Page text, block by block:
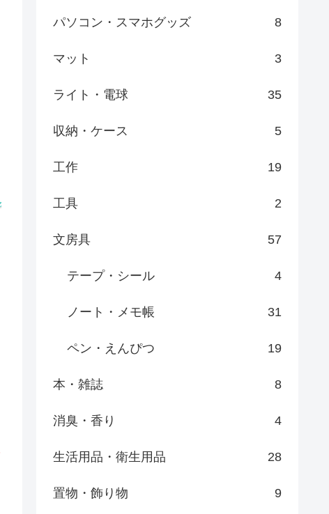
パソコン・スマホグッズ 8
マット 3
ライト・電球 35
収納・ケース 5
工作 19
工具 2
文房具 57
テープ・シール 4
ノート・メモ帳 31
ペン・えんぴつ 19
本・雑誌 8
消臭・香り 4
生活用品・衛生用品 28
置物・飾り物 9